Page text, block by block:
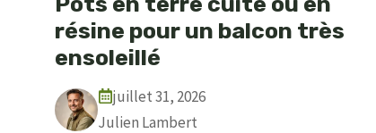
résine pour un balcon très
ensoleillé
juillet 31, 2026
Julien Lambert